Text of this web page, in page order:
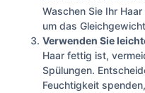
Waschen Sie Ihr
um das
Verwenden Sie
Haar fettig ist,
Spülungen.
Feuchtigkeit